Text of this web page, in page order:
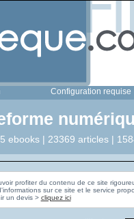
Configuration requise
ebooks | 23369 articles |
profiter du contenu de ce site
sur ce site et le service
Pour obtenir un devis > cliquez ici